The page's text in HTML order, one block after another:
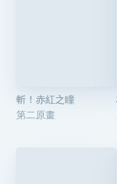
斬！赤紅之瞳
第二原畫